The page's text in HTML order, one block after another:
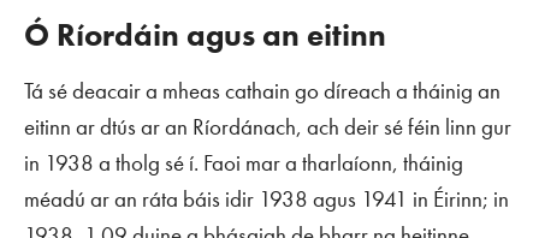
Ó Ríordáin agus an eitinn
Tá sé deacair a mheas cathain go díreach a tháinig an
eitinn ar dtús ar an Ríordánach, ach deir sé féin linn gur
in 1938 a tholg sé í. Faoi mar a tharlaíonn, tháinig
méadú ar an ráta báis idir 1938 agus 1941 in Éirinn; in